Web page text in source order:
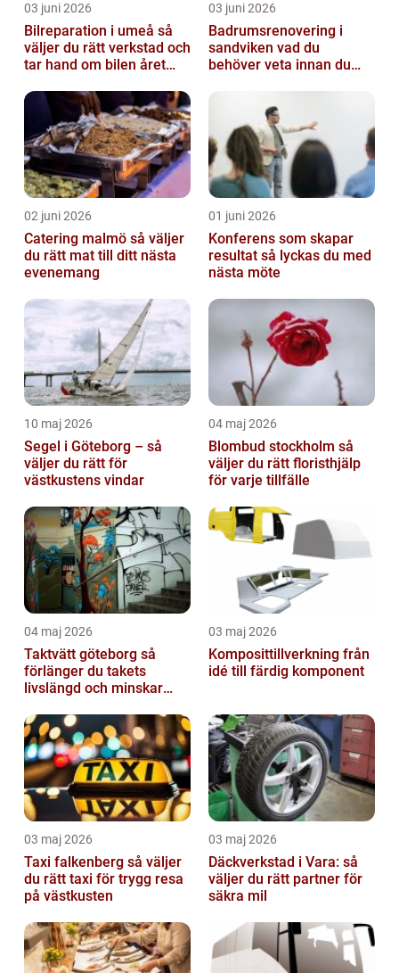
03 juni 2026
Bilreparation i umeå så
väljer du rätt verkstad och
tar hand om bilen året
03 juni 2026
Badrumsrenovering i
sandviken vad du
behöver veta innan du
02 juni 2026
Catering malmö så väljer
du rätt mat till ditt nästa
evenemang
01 juni 2026
Konferens som skapar
resultat så lyckas du med
nästa möte
10 maj 2026
Segel i Göteborg – så
väljer du rätt för
västkustens vindar
04 maj 2026
Blombud stockholm så
väljer du rätt floristhjälp
för varje tillfälle
04 maj 2026
Taktvätt göteborg så
förlänger du takets
livslängd och minskar
03 maj 2026
Komposittillverkning från
idé till färdig komponent
03 maj 2026
Taxi falkenberg så väljer
du rätt taxi för trygg resa
på västkusten
03 maj 2026
Däckverkstad i Vara: så
väljer du rätt partner för
säkra mil